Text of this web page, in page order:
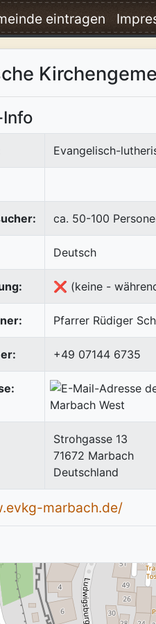
eintragen
Evangelisch-
ca. 50-100
Deutsch
❌ (keine -
Pfarrer Rüdiger
+49 07144 6735
Strohgasse 13
71672 Marbach
Deutschland
marbach.de/